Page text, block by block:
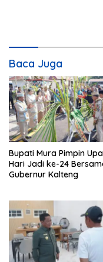
Baca Juga
Bupati Mura Pimpin
Hari Jadi ke-24
Gubernur Kalteng